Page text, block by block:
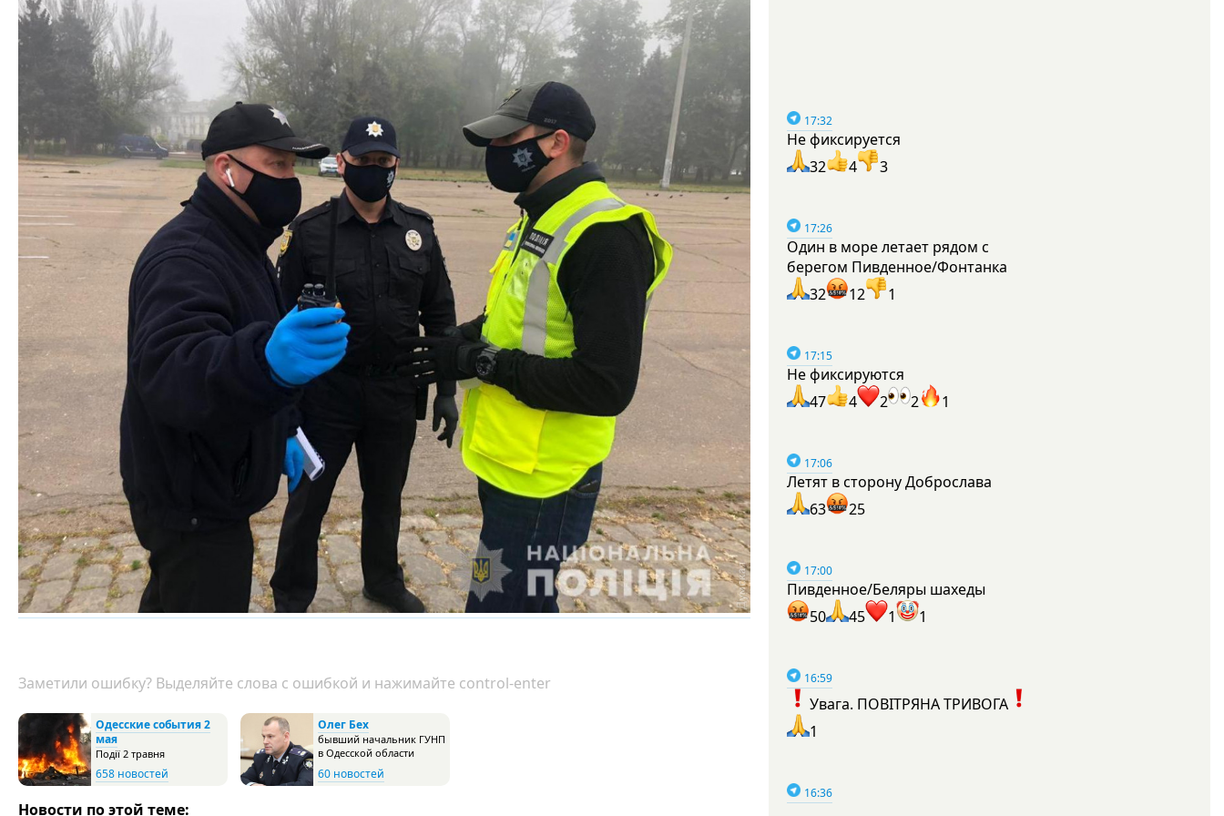
Заметили ошибку? Выделяйте слова с ошибкой и нажимайте control-enter
Одесские события 2
мая
Події 2 травня
658 новостей
Олег Бех
бывший начальник ГУНП
в Одесской области
60 новостей
Новости по этой теме:
17:32
Не фиксируется
32
4 3
17:26
Один в море летает рядом с
берегом Пивденное/Фонтанка
32
12 1
17:15
Не фиксируются
47
4 2 2 1
17:06
Летят в сторону Доброслава
63
25
17:00
Пивденное/Беляры шахеды
50
45 1 1
16:59
Увага. ПОВІТРЯНА ТРИВОГА
1
16:36